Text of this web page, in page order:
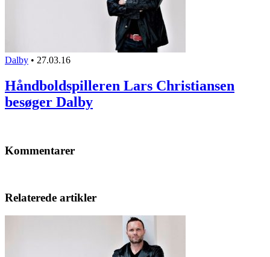
Dalby • 27.03.16
Håndboldspilleren Lars Christiansen
besøger Dalby
Kommentarer
Relaterede artikler